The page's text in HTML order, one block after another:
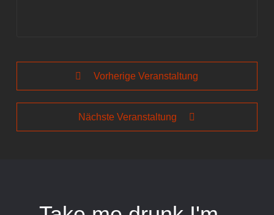
Vorherige Veranstaltung
Nächste Veranstaltung